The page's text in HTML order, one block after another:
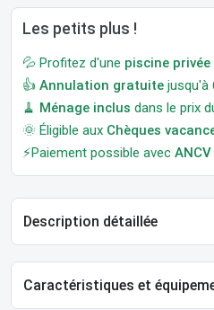
Les petits plus !
💦 Profitez d'une piscine privée
👍 Annulation gratuite jusqu'à
🧹 Ménage inclus dans le prix
🌞 Éligible aux Chèques
⚡Paiement possible avec
Description détaillée
Caractéristiques et